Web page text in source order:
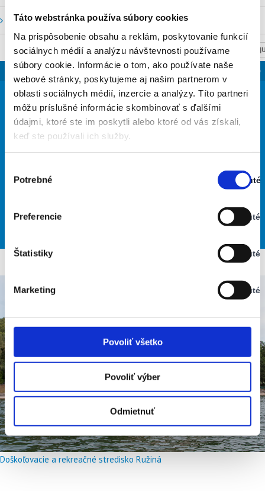
Táto webstránka používa súbory cookies
Na prispôsobenie obsahu a reklám, poskytovanie funkcií
sociálnych médií a analýzu návštevnosti používame
súbory cookie. Informácie o tom, ako používate naše
webové stránky, poskytujeme aj našim partnerom v
oblasti sociálnych médií, inzercie a analýzy. Títo partneri
môžu príslušné informácie skombinovať s ďalšími
údajmi, ktoré ste im poskytli alebo ktoré od vás získali,
keď ste používali ich služby.
súhlasu
Potrebné Zapnuté
Stav:
Preferencie
Vypnuté
Stav:
Štatistiky
Vypnuté
Stav:
Marketing
Vypnuté
Stav:
Povoliť všetko
Povoliť výber
Odmietnuť
Mapový portál
SLOVENSKO
NASTAV
27°
polojasno
53% Vlhkosť vzduchu:
29° 29°
Doškoľovacie a rekreačné stredisko Ružiná